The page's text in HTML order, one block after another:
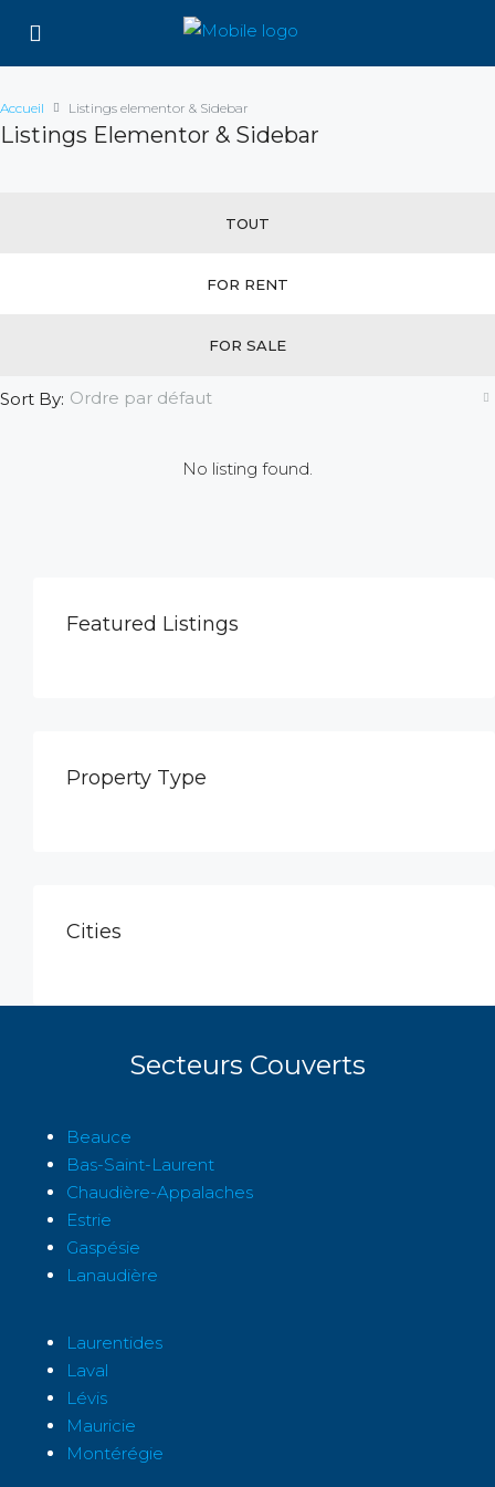
Accueil Listings elementor & Sidebar
Listings Elementor & Sidebar
TOUT
FOR RENT
FOR SALE
Sort By: Ordre par défaut
No listing found.
Featured Listings
Property Type
Cities
Secteurs Couverts
Beauce
Bas-Saint-Laurent
Chaudière-Appalaches
Estrie
Gaspésie
Lanaudière
Laurentides
Laval
Lévis
Mauricie
Montérégie